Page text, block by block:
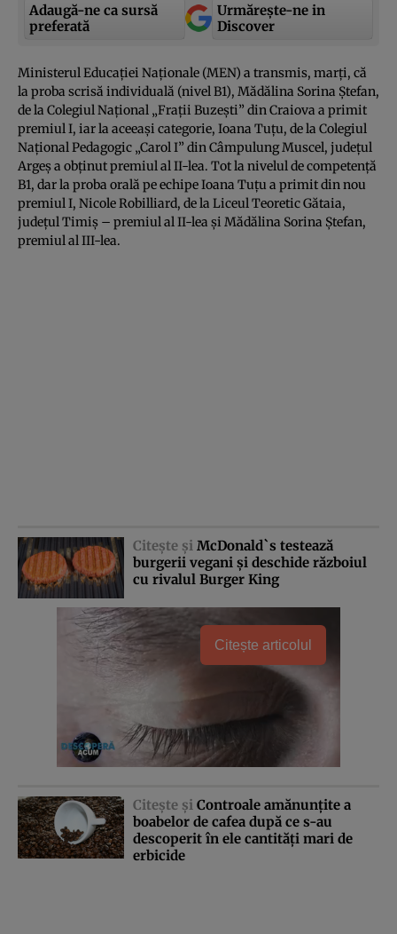
Adaugă-ne ca sursă
preferată
Urmărește-ne in
Discover
Ministerul Educaţiei Naţionale (MEN) a transmis, marţi, că
la proba scrisă individuală (nivel B1), Mădălina Sorina Ştefan,
de la Colegiul Naţional „Fraţii Buzeşti” din Craiova a primit
premiul I, iar la aceeaşi categorie, Ioana Tuţu, de la Colegiul
Naţional Pedagogic „Carol I” din Câmpulung Muscel, judeţul
Argeş a obţinut premiul al II-lea. Tot la nivelul de competenţă
B1, dar la proba orală pe echipe Ioana Tuţu a primit din nou
premiul I, Nicole Robilliard, de la Liceul Teoretic Gătaia,
judeţul Timiş – premiul al II-lea şi Mădălina Sorina Ştefan,
premiul al III-lea.
Citeşte şi McDonald`s testează
burgerii vegani şi deschide războiul
cu rivalul Burger King
Citește articolul
Citeşte şi Controale amănunţite a
boabelor de cafea după ce s-au
descoperit în ele cantităţi mari de
erbicide